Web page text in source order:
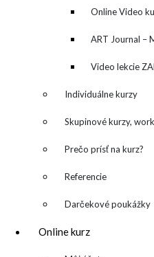
Online Video
ART
ART Journal –
denník
Video lekcie
Individuálne kurzy
Skupinové kurzy,
Prečo prísť na kurz?
Referencie
Darčekové poukážky
Online kurz
“Hello Friday Afternoon II”/”Ahoj
“Hello Friday Afternoon I”/”Ahoj